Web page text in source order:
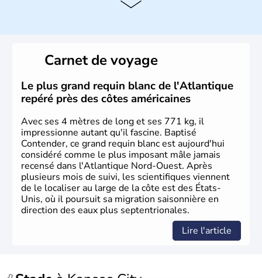
Carnet de voyage
Le plus grand requin blanc de l'Atlantique
repéré près des côtes américaines
Avec ses 4 mètres de long et ses 771 kg, il
impressionne autant qu'il fascine. Baptisé
Contender, ce grand requin blanc est aujourd'hui
considéré comme le plus imposant mâle jamais
recensé dans l'Atlantique Nord-Ouest. Après
plusieurs mois de suivi, les scientifiques viennent
de le localiser au large de la côte est des États-
Unis, où il poursuit sa migration saisonnière en
direction des eaux plus septentrionales.
Lire l'article